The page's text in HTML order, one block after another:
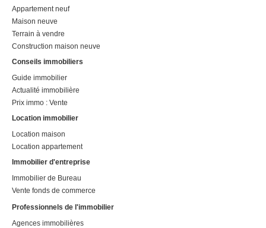
Appartement neuf
Maison neuve
Terrain à vendre
Construction maison neuve
Conseils immobiliers
Guide immobilier
Actualité immobilière
Prix immo : Vente
Location immobilier
Location maison
Location appartement
Immobilier d'entreprise
Immobilier de Bureau
Vente fonds de commerce
Professionnels de l'immobilier
Agences immobilières